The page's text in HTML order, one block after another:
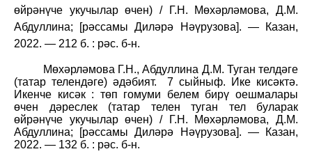
өйрәнүче укучылар өчен) / Г.Н. Мөхәрләмова, Д.М.
Абдуллина; [рәссамы Диләрә Нәүрузова]. — Казан,
2022. — 212 б. : рәс. б-н.
Мөхәрләмова Г.Н., Абдуллина Д.М. Туган телдәге
(татар телендәге) әдәбият.
7 сыйныф. Ике кисәктә.
Икенче кисәк : төп гомуми белем бирү оешмалары
өчен дәреслек (татар телен туган тел буларак
өйрәнүче укучылар өчен) / Г.Н. Мөхәрләмова, Д.М.
Абдуллина; [рәссамы Диләрә Нәүрузова]. — Казан,
2022. — 132 б. : рәс. б-н.